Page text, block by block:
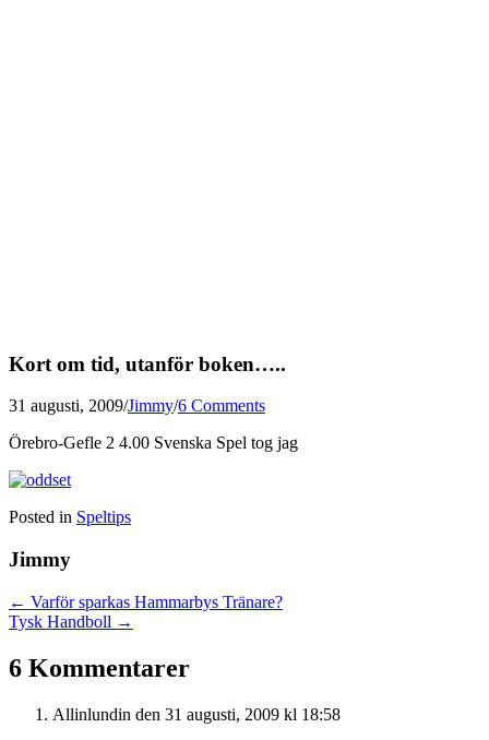
Kort om tid, utanför boken…..
31 augusti, 2009/Jimmy/6 Comments
Örebro-Gefle 2 4.00 Svenska Spel tog jag
Posted in Speltips
Jimmy
Posts
navigation
← Varför sparkas Hammarbys Tränare?
Tysk Handboll →
6 Kommentarer
Allinlundin den 31 augusti, 2009 kl 18:58